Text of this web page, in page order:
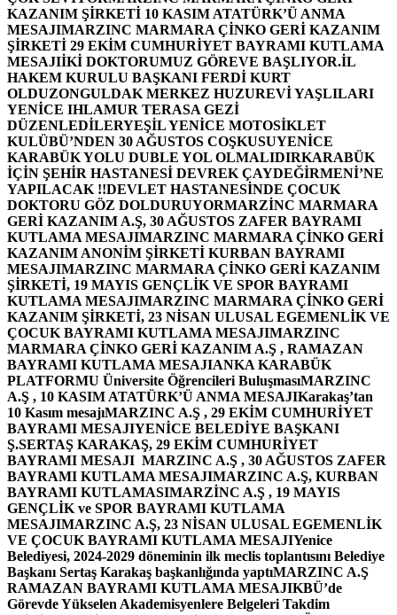
KAZANIM ŞİRKETİ 10 KASIM ATATÜRK’Ü ANMA
MESAJIMARZINC MARMARA ÇİNKO GERİ KAZANIM
ŞİRKETİ 29 EKİM CUMHURİYET BAYRAMI KUTLAMA
MESAJIİKİ DOKTORUMUZ GÖREVE BAŞLIYOR.İL
HAKEM KURULU BAŞKANI FERDİ KURT
OLDUZONGULDAK MERKEZ HUZUREVİ YAŞLILARI
YENİCE IHLAMUR TERASA GEZİ
DÜZENLEDİLERYEŞİL YENİCE MOTOSİKLET
KULÜBÜ’NDEN 30 AĞUSTOS COŞKUSUYENİCE
KARABÜK YOLU DUBLE YOL OLMALIDIRKARABÜK
İÇİN ŞEHİR HASTANESİ DEVREK ÇAYDEĞİRMENİ’NE
YAPILACAK !!DEVLET HASTANESİNDE ÇOCUK
DOKTORU GÖZ DOLDURUYORMARZİNC MARMARA
GERİ KAZANIM A.Ş, 30 AĞUSTOS ZAFER BAYRAMI
KUTLAMA MESAJIMARZINC MARMARA ÇİNKO GERİ
KAZANIM ANONİM ŞİRKETİ KURBAN BAYRAMI
MESAJIMARZINC MARMARA ÇİNKO GERİ KAZANIM
ŞİRKETİ, 19 MAYIS GENÇLİK VE SPOR BAYRAMI
KUTLAMA MESAJIMARZINC MARMARA ÇİNKO GERİ
KAZANIM ŞİRKETİ, 23 NİSAN ULUSAL EGEMENLİK VE
ÇOCUK BAYRAMI KUTLAMA MESAJIMARZINC
MARMARA ÇİNKO GERİ KAZANIM A.Ş , RAMAZAN
BAYRAMI KUTLAMA MESAJIANKA KARABÜK
PLATFORMU Üniversite Öğrencileri BuluşmasıMARZINC
A.Ş , 10 KASIM ATATÜRK’Ü ANMA MESAJIKarakaş’tan
10 Kasım mesajıMARZINC A.Ş , 29 EKİM CUMHURİYET
BAYRAMI MESAJIYENİCE BELEDİYE BAŞKANI
Ş.SERTAŞ KARAKAŞ, 29 EKİM CUMHURİYET
BAYRAMI MESAJI MARZINC A.Ş , 30 AĞUSTOS ZAFER
BAYRAMI KUTLAMA MESAJIMARZINC A.Ş, KURBAN
BAYRAMI KUTLAMASIMARZİNC A.Ş , 19 MAYIS
GENÇLİK ve SPOR BAYRAMI KUTLAMA
MESAJIMARZINC A.Ş, 23 NİSAN ULUSAL EGEMENLİK
VE ÇOCUK BAYRAMI KUTLAMA MESAJIYenice
Belediyesi, 2024-2029 döneminin ilk meclis toplantısını Belediye
Başkanı Sertaş Karakaş başkanlığında yaptıMARZINC A.Ş
RAMAZAN BAYRAMI KUTLAMA MESAJIKBÜ’de
Görevde Yükselen Akademisyenlere Belgeleri Takdim